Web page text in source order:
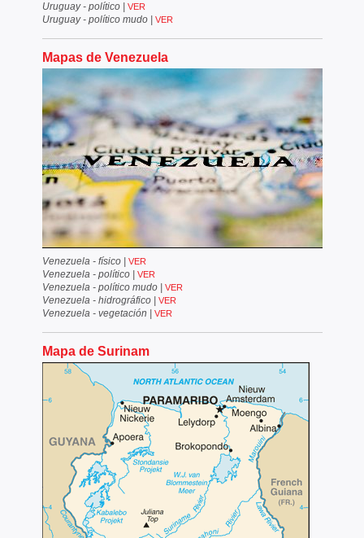
Uruguay - político| VER
Uruguay - político mudo| VER
Mapas de Venezuela
Venezuela - físico| VER
Venezuela - político| VER
Venezuela - político mudo| VER
Venezuela - hidrográfico| VER
Venezuela - vegetación VER
Mapa de Surinam